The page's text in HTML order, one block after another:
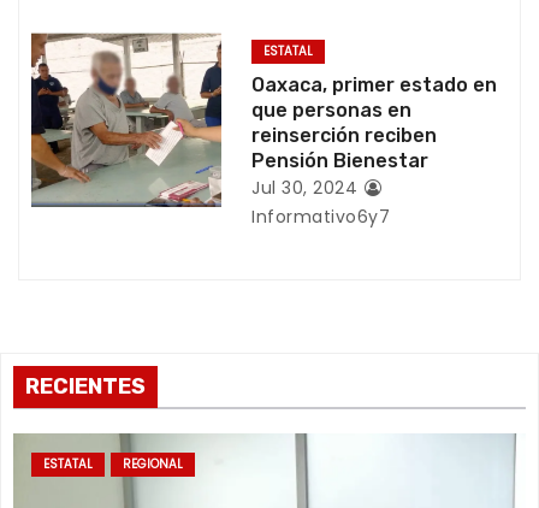
r
a
d
a
ESTATAL
Oaxaca, primer estado en
que personas en
reinserción reciben
Pensión Bienestar
Jul 30, 2024
Informativo6y7
RECIENTES
ESTATAL REGIONAL